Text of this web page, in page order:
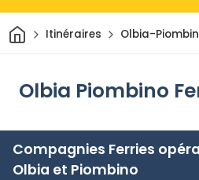
Maison
Itinéraires Olbia-
Olbia Piombino
Compagnies Ferries
Olbia et Piombino